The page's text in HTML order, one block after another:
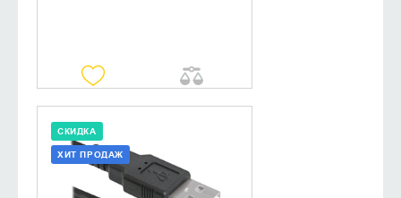
СКИДКА
ХИТ ПРОДАЖ
ДОБАВИТЬ В КОРЗИНУ